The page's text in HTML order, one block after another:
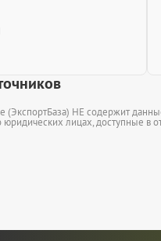
(ЭкспортБаза) НЕ содержит
лицах, доступные в